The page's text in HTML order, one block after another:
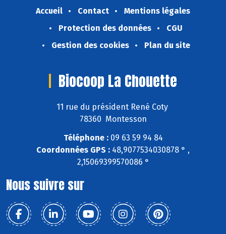
Accueil Contact
Mentions légales
Protection des données
CGU
Gestion des cookies
Plan du site
Biocoop La Chouette
11 rue du président René Coty
78360 Montesson
Téléphone :09 63 59 94 84
Coordonnées GPS : 48,9077534030878 ° ,
2,15069399570086 °
Nous suivre sur